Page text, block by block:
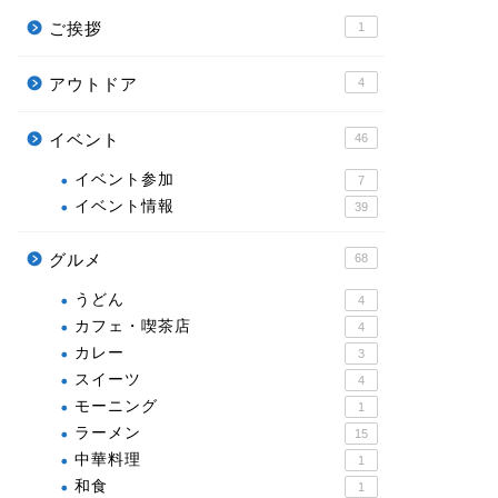
阪市総合運動公園スケートパークで
基礎から練習しませんか？
2020年2月16日
next
ご挨拶 1
アウトドア 4
イベント 46
イベント参加 7
イベント情報 39
グルメ 68
うどん 4
カフェ・喫茶店 4
カレー 3
スイーツ 4
モーニング 1
ラーメン 15
中華料理 1
和食 1